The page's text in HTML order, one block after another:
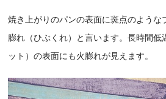
焼き上がりのパンの表面に斑点のような
膨れ（ひぶくれ）と言います。長時間低
ット）の表面にも火膨れが見えます。